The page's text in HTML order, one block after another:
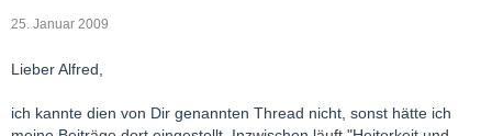
25. Januar 2009
Lieber Alfred,
ich kannte dien von Dir genannten Thread nicht, sonst hätte ich